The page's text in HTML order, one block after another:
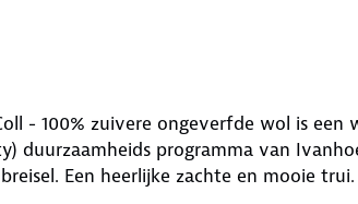
- 100% zuivere ongeverfde wol is een
duurzaamheids programma van
Een heerlijke zachte en mooie trui.